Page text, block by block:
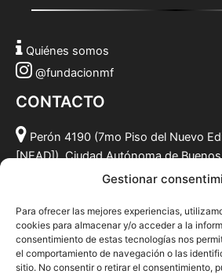
Gestionar
Para ofrecer las mejores experiencias,
cookies para almacenar y/o acceder a la
consentimiento de estas tecnologías nos
el comportamiento de navegación o las
sitio. No consentir o retirar el consentimiento,
Quiénes somos
@fundacionmf
CONTACTO
Perón 4190 (7mo Piso del Nuevo
[NEAD]), Ciudad Autónoma de
info@fundacionmf.org.ar